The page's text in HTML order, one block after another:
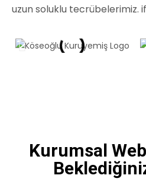
uzun soluklu tecrübelerimiz.
Kurumsal